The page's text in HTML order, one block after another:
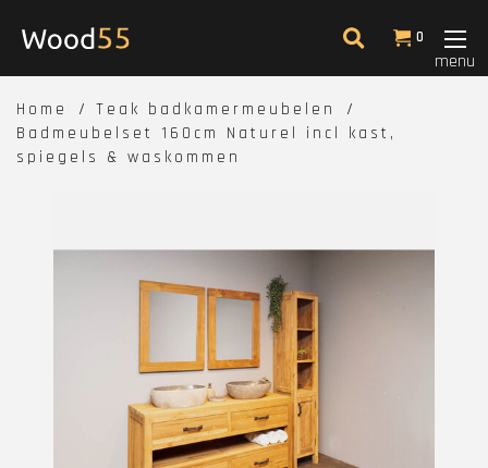
0
menu
Home
Teak badkamermeubelen
Badmeubelset 160cm Naturel incl kast,
spiegels & waskommen